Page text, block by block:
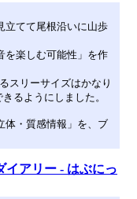
立てて尾根沿いに山歩
を楽しむ可能性」を作
スリーサイズはかなり
るようにしました。
体・質感情報」を、ブ
イアリー - はぶにっ